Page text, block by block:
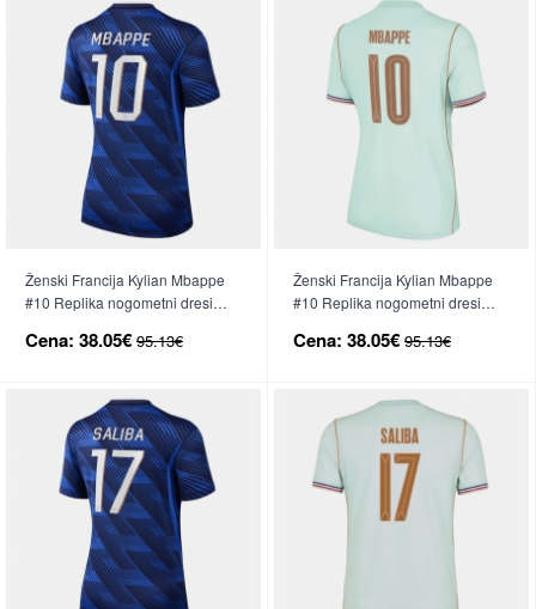
Ženski Francija Kylian Mbappe
#10 Replika nogometni dresi
Cena: 38.05€ 95.13€
Ženski Francija Kylian Mbappe
#10 Replika nogometni dresi
Cena: 38.05€ 95.13€